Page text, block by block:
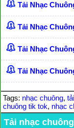
Tải Nhạc
Tải Nhạc
Tải Nhạc
Tải Nhạc
Tags: nhạc chuông,
chuông tik tok, nhạc
Tải nhạc